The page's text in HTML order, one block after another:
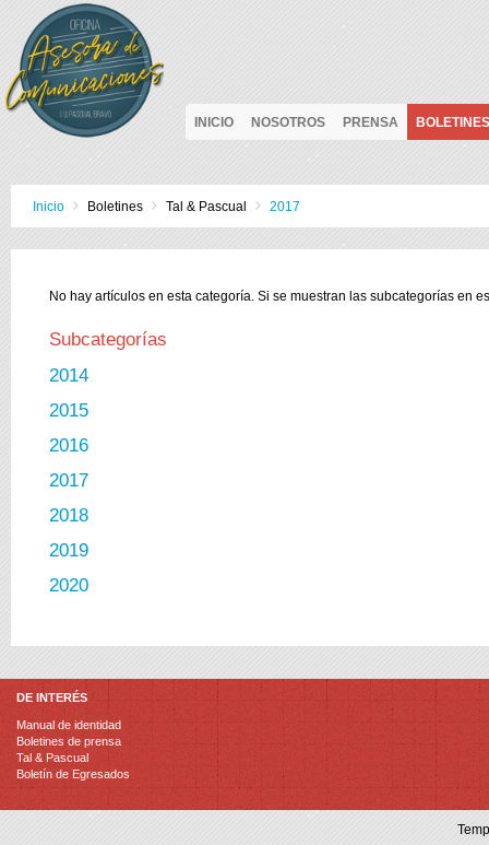
INICIO NOSOTROS PRENSA BOLETINES
Inicio Boletines Tal & Pascual 2017
No hay artículos en esta categoría. Si se muestran las subcategorías en
Subcategorías
2014
2015
2016
2017
2018
2019
2020
DE INTERÉS
Manual de identidad
Boletines de prensa
Tal & Pascual
Boletín de Egresados